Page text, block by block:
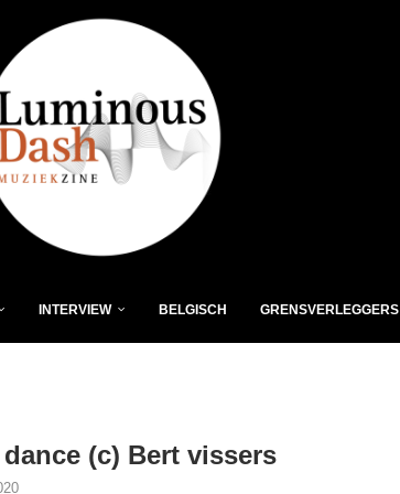
INTERVIEW BELGISCH GRENSVERLEGGERS
(c) Bert vissers